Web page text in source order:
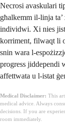
Necrosi avaskulari
għalkemm il-linja
individwi. Xi nies
korriment, filwaqt li
snin wara l-
progress jiddependi
affettwata u l-istat
Medical Disclaimer: This
medical advice. Always
decisions. If you are
room immediately.